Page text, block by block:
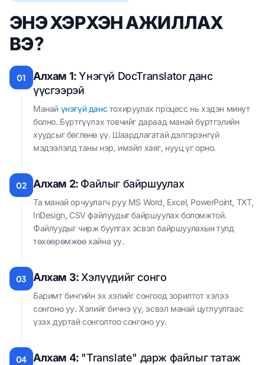
ЭНЭ ХЭРХЭН АЖИЛЛАХ
ВЭ?
01 Алхам 1:Үнэгүй DocTranslator данс
үүсгээрэй
Манай үнэгүй данстохируулах процесс нь хэдэн минут
болно. Бүртгүүлэх товчийг дараад манай бүртгэлийн
хуудсыг бөглөнө үү. Шаардлагатай дэлгэрэнгүй
мэдээлэлд таны нэр, имэйл хаяг, нууц үг орно.
02 Алхам 2: Файлыг байршуулах
Та манай орчуулагч руу MS Word, Excel, PowerPoint, TXT,
InDesign, CSV файлуудыг байршуулах боломжтой.
Файлуудыг чирж буулгах эсвэл байршуулахын тулд
төхөөрөмжөө хайна уу.
03 Алхам 3: Хэлүүдийг сонго
Баримт бичгийн эх хэлийг сонгоод зорилтот хэлээ
сонгоно уу. Хэлийг бичнэ үү, эсвэл манай цуглуулгаас
үзэх дуртай сонголтоо сонгоно уу.
04 Алхам 4: "Translate" дарж файлыг татаж